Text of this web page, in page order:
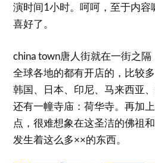
演时间1小时。呵呵，至于内容
喜好了。
china town唐人街就在一街之
全球各地的都有开店的，比较
韩国、日本、印尼、马来西亚
还有一幢寺庙：荷华寺。再加
点，很难想象在这圣洁的佛祖
发生着这么多××的东西。